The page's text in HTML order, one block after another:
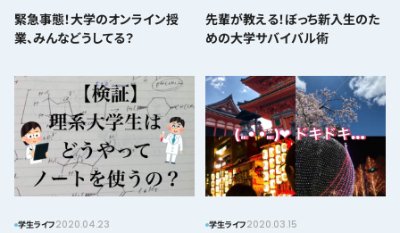
緊急事態！大学のオンライン授
業、みんなどうしてる？
先輩が教える！ぼっち新入生のた
めの大学サバイバル術
学生ライフ2020.04.23 学生ライフ2020.03.15